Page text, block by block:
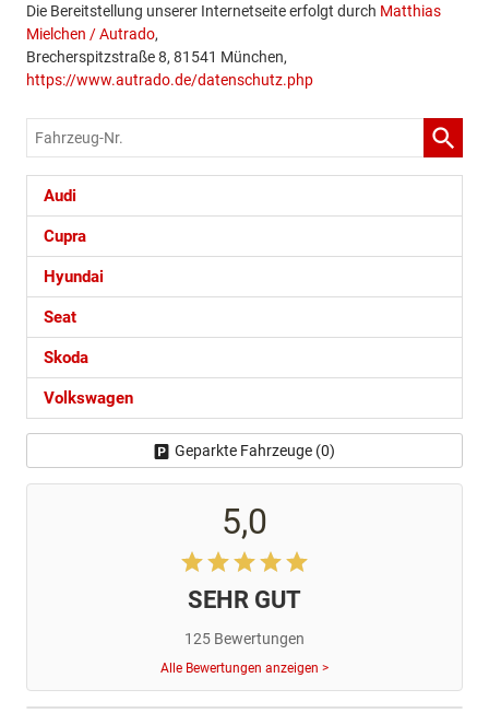
Die Bereitstellung unserer Internetseite erfolgt durch Matthias
Mielchen / Autrado,
Brecherspitzstraße 8, 81541 München,
https://www.autrado.de/datenschutz.php
Fahrzeug-
Nr.
Audi
Cupra
Hyundai
Seat
Skoda
Volkswagen
Geparkte Fahrzeuge (0)
5,0
SEHR GUT
125 Bewertungen
Alle Bewertungen anzeigen >